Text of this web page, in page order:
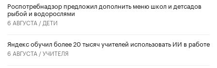
Роспотребнадзор предложил дополнить меню школ и детсадов
рыбой и водорослями
6 АВГУСТА / ДЕТИ
​Яндекс обучил более 20 тысяч учителей использовать ИИ в работе
6 АВГУСТА /УЧИТЕЛЯ